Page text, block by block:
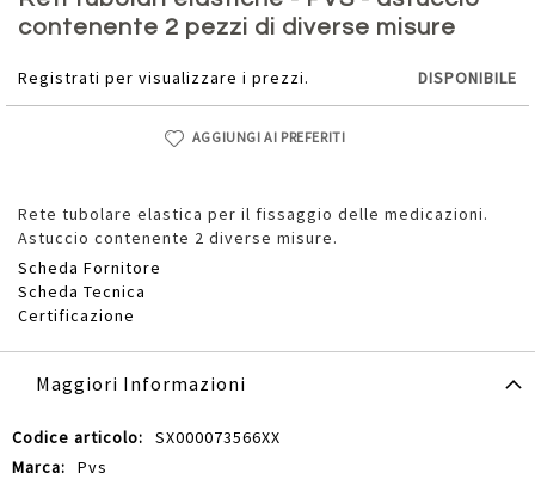
contenente 2 pezzi di diverse misure
Registrati per visualizzare i prezzi. DISPONIBILE
AGGIUNGI AI PREFERITI
Rete tubolare elastica per il fissaggio delle medicazioni.
Astuccio contenente 2 diverse misure.
Scheda Fornitore
Scheda Tecnica
Certificazione
della
galleria
immagini
Maggiori Informazioni
Maggiori
Informazioni
SX000073566XX
Pvs